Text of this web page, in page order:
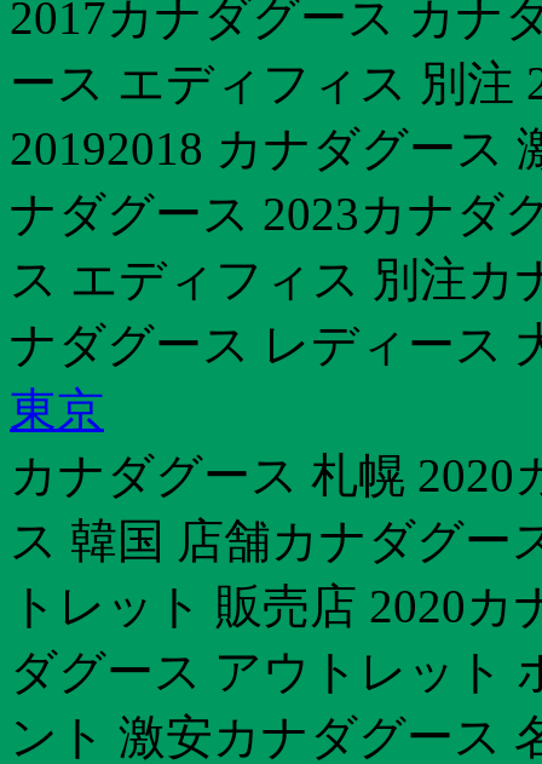
2017カナダグース カナ
ース エディフィス 別注
20192018 カナダグース
ナダグース 2023カナダ
ス エディフィス 別注カ
ナダグース レディース
東京
カナダグース 札幌
ス 韓国 店舗カナダグー
トレット 販売店 2020
ダグース アウトレット
ント 激安カナダグース